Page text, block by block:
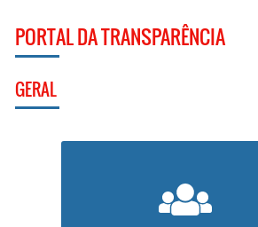
PORTAL DA TRANSPARÊNCIA
GERAL